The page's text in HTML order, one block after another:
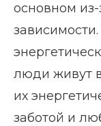
основном из-
люди живут
их
заботой и